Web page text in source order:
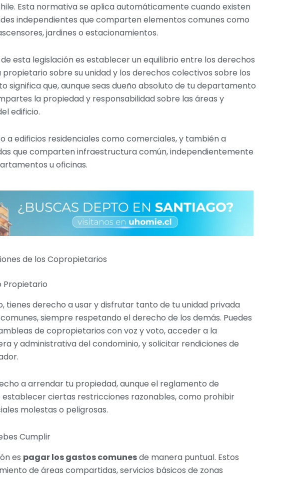
Esta normativa se aplica automáticamente cuando existen
independientes que comparten elementos comunes como
jardines o estacionamientos.
esta legislación es establecer un equilibrio entre los derechos
propietario sobre su unidad y los derechos colectivos sobre los
significa que, aunque seas dueño absoluto de tu departamento
la propiedad y responsabilidad sobre las áreas y
edificio.
a edificios residenciales como comerciales, y también a
que comparten infraestructura común, independientemente
u oficinas.
de los Copropietarios
Propietario
tienes derecho a usar y disfrutar tanto de tu unidad privada
siempre respetando el derecho de los demás. Puedes
de copropietarios con voz y voto, acceder a la
y administrativa del condominio, y solicitar rendiciones de
a arrendar tu propiedad, aunque el reglamento de
ciertas restricciones razonables, como prohibir
molestas o peligrosas.
Cumplir
es pagar los gastos comunesde manera puntual. Estos
de áreas compartidas, servicios básicos de zonas